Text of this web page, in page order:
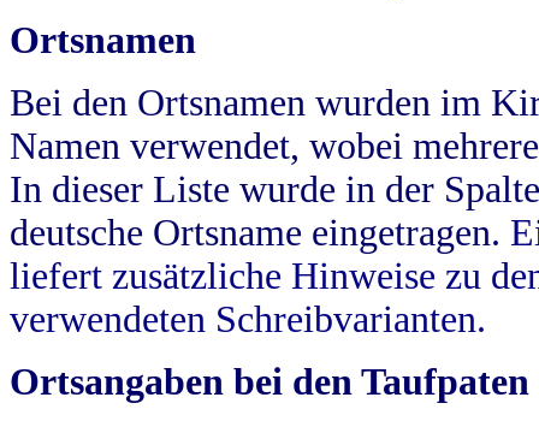
Ortsnamen
Bei den Ortsnamen wurden im
Namen verwendet, wobei
In dieser Liste wurde in der
deutsche Ortsname eingetragen.
liefert zusätzliche Hinweise zu
verwendeten Schreibvarianten.
Ortsangaben bei den Taufpaten